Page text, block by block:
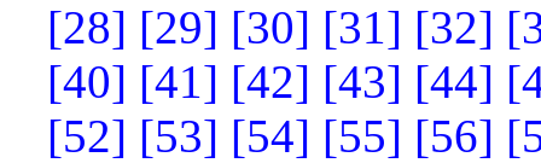
[28] [29] [30] [31] [32]
[40] [41] [42] [43] [44]
[52] [53] [54] [55] [56]